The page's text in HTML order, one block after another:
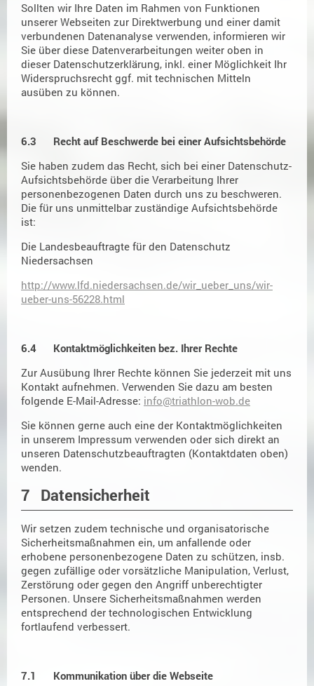
Sollten wir Ihre Daten im Rahmen von Funktionen
unserer Webseiten zur Direktwerbung und einer damit
verbundenen Datenanalyse verwenden, informieren wir
Sie über diese Datenverarbeitungen weiter oben in
dieser Datenschutzerklärung, inkl. einer Möglichkeit Ihr
Widerspruchsrecht ggf. mit technischen Mitteln
ausüben zu können.
6.3 Recht auf Beschwerde bei einer Aufsichtsbehörde
Sie haben zudem das Recht, sich bei einer Datenschutz-
Aufsichtsbehörde über die Verarbeitung Ihrer
personenbezogenen Daten durch uns zu beschweren.
Die für uns unmittelbar zuständige Aufsichtsbehörde
ist:
Die Landesbeauftragte für den Datenschutz
Niedersachsen
http://www.lfd.niedersachsen.de/wir_ueber_uns/wir-
ueber-uns-56228.html
6.4 Kontaktmöglichkeiten bez. Ihrer Rechte
Zur Ausübung Ihrer Rechte können Sie jederzeit mit uns
Kontakt aufnehmen. Verwenden Sie dazu am besten
folgende E-Mail-Adresse: info@triathlon-wob.de
Sie können gerne auch eine der Kontaktmöglichkeiten
in unserem Impressum verwenden oder sich direkt an
unseren Datenschutzbeauftragten (Kontaktdaten oben)
wenden.
7 Datensicherheit
Wir setzen zudem technische und organisatorische
Sicherheitsmaßnahmen ein, um anfallende oder
erhobene personenbezogene Daten zu schützen, insb.
gegen zufällige oder vorsätzliche Manipulation, Verlust,
Zerstörung oder gegen den Angriff unberechtigter
Personen. Unsere Sicherheitsmaßnahmen werden
entsprechend der technologischen Entwicklung
fortlaufend verbessert.
7.1 Kommunikation über die Webseite